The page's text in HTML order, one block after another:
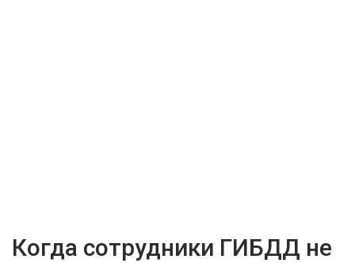
Когда сотрудники ГИБДД не